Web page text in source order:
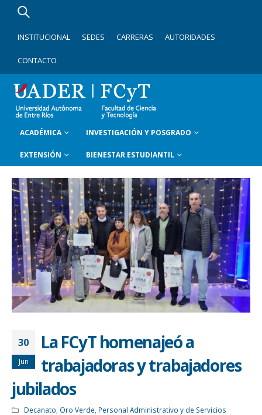
INSTITUCIONAL SEDES CARRERAS AUTORIDADES
CONTACTO
ACADÉMICA INVESTIGACIÓN Y POSGRADO
EXTENSIÓN BIENESTAR ESTUDIANTIL
30
Jun
La FCyT homenajeó a
trabajadoras y trabajadores
jubilados
Decanato Oro Verde Personal Administrativo y de Servicios